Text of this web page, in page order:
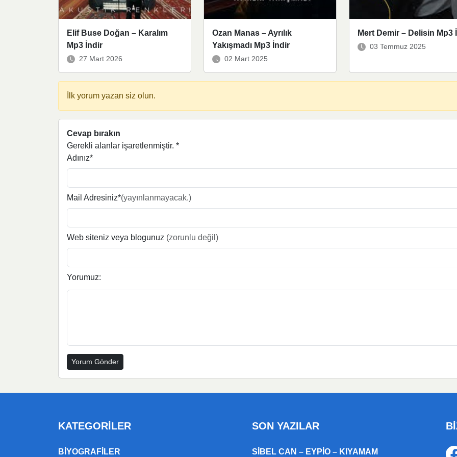
Elif Buse Doğan – Karalım
Mp3 İndir
27 Mart 2026
Ozan Manas – Ayrılık
Yakışmadı Mp3 İndir
02 Mart 2025
Mert Demir – Delisin Mp3
03 Temmuz 2025
İlk yorum yazan siz olun.
Cevap bırakın
Gerekli alanlar işaretlenmiştir. *
Adınız*
Mail Adresiniz*(yayınlanmayacak.)
Web siteniz veya blogunuz (zorunlu değil)
Yorumuz:
KATEGORILER
BIYOGRAFILER
SON YAZILAR
SIBEL CAN – EYPIO – KIYAMAM